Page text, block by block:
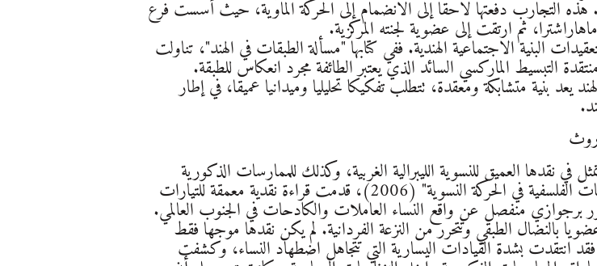
هذه التجارب دفعتها لاحقا إلى الانضمام إلى الحركة الماوية، حيث أسست فرع
ثم ارتقت إلى عضوية لجنته المركزية.
البنية الاجتماعية الهندية. ففي كتابها "مسألة الطبقات في الهند"، تناولت
التبسيط الماركسي السائد الذي يعتبر الطائفة مجرد انعكاس للطبقة.
بنية متشابكة ومعقدة، تتطلب تفكيكا تحليليا وميدانيا عميقا، في إطار
في نقدها العميق للنسوية الليبرالية الغربية، وكذلك للممارسات الذكورية
داخل الأحزاب اليسارية. في كتابها "الاتجاهات الفلسفية في الحركة النسوية" (2006)، قدمت قراءة نقدية معمقة للتيارات
برجوازي منفصل عن واقع النساء العاملات والكادحات في الجنوب العالمي.
بالنضال الطبقي وتتحرر من النزعة الفردانية. لم يكن نقدها موجها فقط
فقد انتقدت بشدة القيادات اليسارية التي تتجاهل اضطهاد النساء، وكشفت